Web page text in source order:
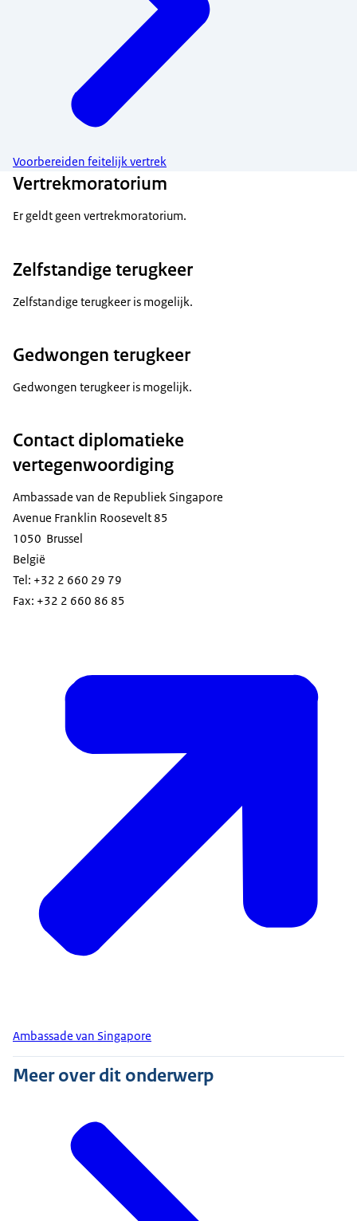
Voorbereiden feitelijk vertrek
Vertrekmoratorium
Er geldt geen vertrekmoratorium.
Zelfstandige terugkeer
Zelfstandige terugkeer is mogelijk.
Gedwongen terugkeer
Gedwongen terugkeer is mogelijk.
Contact diplomatieke
vertegenwoordiging
Ambassade van de Republiek Singapore
Avenue Franklin Roosevelt 85
1050 Brussel
België
Tel: +32 2 660 29 79
Fax: +32 2 660 86 85
Ambassade van Singapore
Meer over dit onderwerp